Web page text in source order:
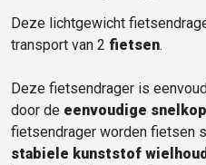
Deze lichtgewicht
transport van 2 fietsen.
Deze fietsendrager is
door de eenvoudige
fietsendrager worden fietsen
stabiele kunststof